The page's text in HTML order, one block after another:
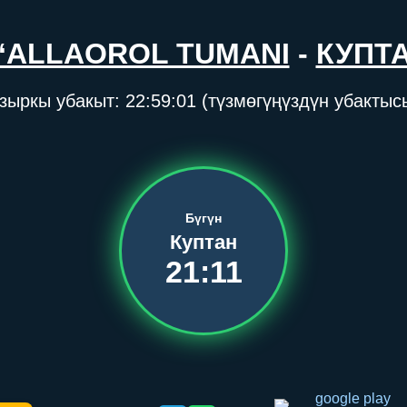
TUMANI -
убакыт: 22:59:01 (түзмөгүңүздүн
Бүгүн
Куптан
21:11